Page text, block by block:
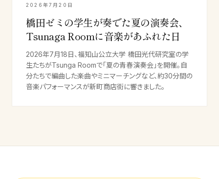
2026年7月20日
橋田ゼミの学生が奏でた夏の演奏会、
Tsunaga Roomに音楽があふれた日
2026年7月18日、福知山公立大学 橋田光代研究室の学
生たちがTsunga Roomで「夏の青春演奏会」を開催。自
分たちで編曲した楽曲やミニマーチングなど、約30分間の
音楽パフォーマンスが新町商店街に響きました。